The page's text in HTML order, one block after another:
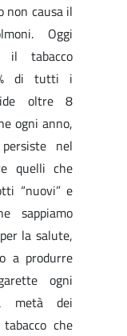
non causa il
Oggi
il tabacco
di tutti i
oltre 8
ogni anno,
nel
quelli che
“nuovi” e
sappiamo
la salute,
a produrre
ogni
metà dei
che